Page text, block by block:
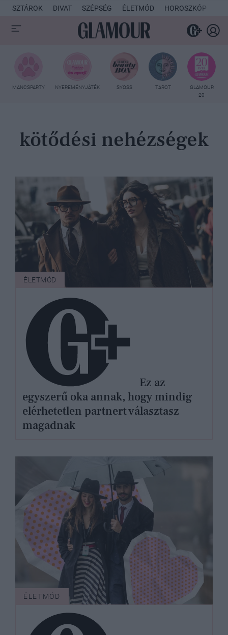
SZTÁROK DIVAT SZÉPSÉG ÉLETMÓD HOROSZKÓP
MANCSPARTY NYEREMÉNYJÁTÉK SYOSS TAROT
GLAMOUR
20
kötődési nehézségek
ÉLETMÓD
Ez az
egyszerű oka annak, hogy mindig
elérhetetlen partnert választasz
magadnak
ÉLETMÓD